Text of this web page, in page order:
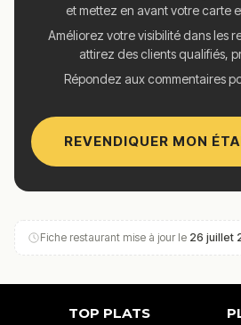
et mettez en avant votre carte
Améliorez votre visibilité dans les
attirez des clients qualifiés,
Répondez aux commentaires
REVENDIQUER MON
Fiche restaurant mise à jour le 26 juillet
TOP PLATS